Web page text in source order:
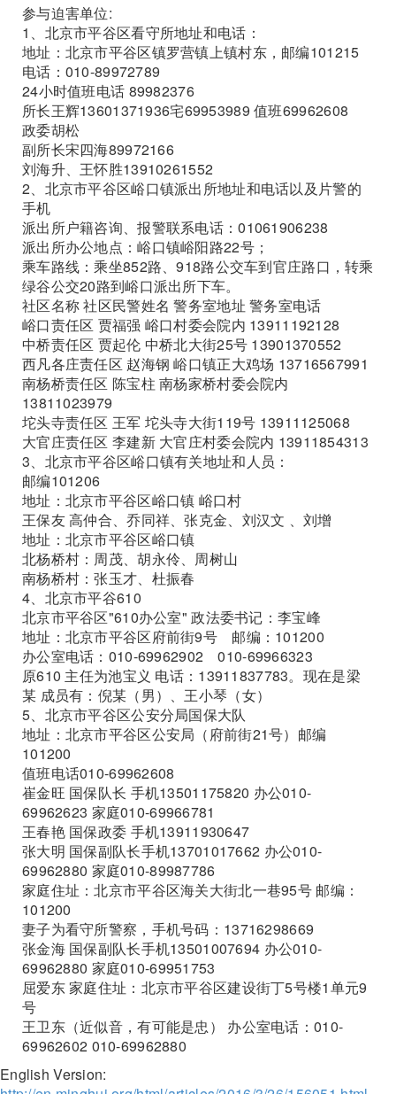
参与迫害单位:
1、北京市平谷区看守所地址和电话：
地址：北京市平谷区镇罗营镇上镇村东，邮编101215
电话：010-89972789
24小时值班电话 89982376
所长王辉13601371936宅69953989 值班69962608
政委胡松
副所长宋四海89972166
刘海升、王怀胜13910261552
2、北京市平谷区峪口镇派出所地址和电话以及片警的
手机
派出所户籍咨询、报警联系电话：01061906238
派出所办公地点：峪口镇峪阳路22号；
乘车路线：乘坐852路、918路公交车到官庄路口，转乘
绿谷公交20路到峪口派出所下车。
社区名称 社区民警姓名 警务室地址 警务室电话
峪口责任区 贾福强 峪口村委会院内 13911192128
中桥责任区 贾起伦 中桥北大街25号 13901370552
西凡各庄责任区 赵海钢 峪口镇正大鸡场 13716567991
南杨桥责任区 陈宝柱 南杨家桥村委会院内
13811023979
坨头寺责任区 王军 坨头寺大街119号 13911125068
大官庄责任区 李建新 大官庄村委会院内 13911854313
3、北京市平谷区峪口镇有关地址和人员：
邮编101206
地址：北京市平谷区峪口镇 峪口村
王保友 高仲合、乔同祥、张克金、刘汉文 、刘增
地址：北京市平谷区峪口镇
北杨桥村：周茂、胡永伶、周树山
南杨桥村：张玉才、杜振春
4、北京市平谷610
北京市平谷区"610办公室" 政法委书记：李宝峰
地址：北京市平谷区府前街9号 邮编：101200
办公室电话：010-69962902 010-69966323
原610 主任为池宝义 电话：13911837783。现在是梁
某 成员有：倪某（男）、王小琴（女）
5、北京市平谷区公安分局国保大队
地址：北京市平谷区公安局（府前街21号）邮编
101200
值班电话010-69962608
崔金旺 国保队长 手机13501175820 办公010-
69962623 家庭010-69966781
王春艳 国保政委 手机13911930647
张大明 国保副队长手机13701017662 办公010-
69962880 家庭010-89987786
家庭住址：北京市平谷区海关大街北一巷95号 邮编：
101200
妻子为看守所警察，手机号码：13716298669
张金海 国保副队长手机13501007694 办公010-
69962880 家庭010-69951753
屈爱东 家庭住址：北京市平谷区建设街丁5号楼1单元9
号
王卫东（近似音，有可能是忠） 办公室电话：010-
69962602 010-69962880
English Version: